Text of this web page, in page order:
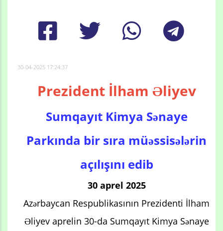
30-04-2025 17:24:37
Prezident İlham Əliyev
Sumqayıt Kimya Sənaye
Parkında bir sıra müəssisələrin
açılışını edib
30 aprel 2025
Azərbaycan Respublikasının Prezidenti İlham
Əliyev aprelin 30-da Sumqayıt Kimya Sənaye